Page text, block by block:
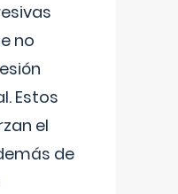
no
Estos
el
de